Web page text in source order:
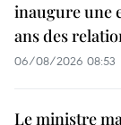
inaugure une
ans des
06/08/2026 08:53
Le ministre